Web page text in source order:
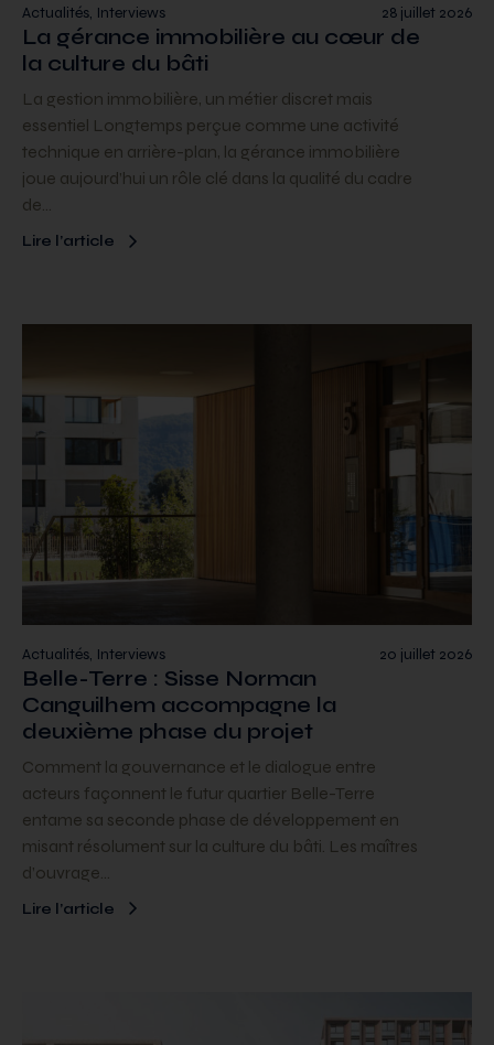
28 juillet 2026
Actualités, Interviews
La gérance immobilière au cœur de
la culture du bâti
La gestion immobilière, un métier discret mais
essentiel Longtemps perçue comme une activité
technique en arrière-plan, la gérance immobilière
joue aujourd’hui un rôle clé dans la qualité du cadre
de…
Lire l’article
20 juillet 2026
Actualités, Interviews
Belle-Terre : Sisse Norman
Canguilhem accompagne la
deuxième phase du projet
Comment la gouvernance et le dialogue entre
acteurs façonnent le futur quartier Belle-Terre
entame sa seconde phase de développement en
misant résolument sur la culture du bâti. Les maîtres
d’ouvrage…
Lire l’article